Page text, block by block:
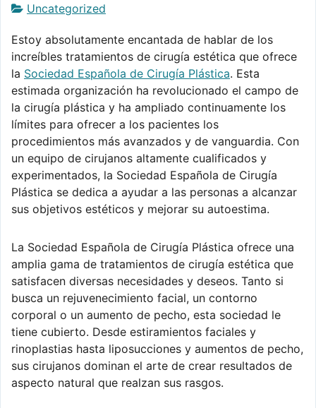
Uncategorized
Estoy absolutamente encantada de hablar de los
increíbles tratamientos de cirugía estética que ofrece
la Sociedad Española de Cirugía Plástica. Esta
estimada organización ha revolucionado el campo de
la cirugía plástica y ha ampliado continuamente los
límites para ofrecer a los pacientes los
procedimientos más avanzados y de vanguardia. Con
un equipo de cirujanos altamente cualificados y
experimentados, la Sociedad Española de Cirugía
Plástica se dedica a ayudar a las personas a alcanzar
sus objetivos estéticos y mejorar su autoestima.
La Sociedad Española de Cirugía Plástica ofrece una
amplia gama de tratamientos de cirugía estética que
satisfacen diversas necesidades y deseos. Tanto si
busca un rejuvenecimiento facial, un contorno
corporal o un aumento de pecho, esta sociedad le
tiene cubierto. Desde estiramientos faciales y
rinoplastias hasta liposucciones y aumentos de pecho,
sus cirujanos dominan el arte de crear resultados de
aspecto natural que realzan sus rasgos.